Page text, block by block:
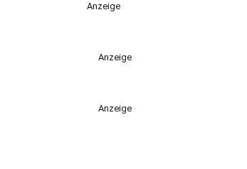
Anzeige
Anzeige
Anzeige